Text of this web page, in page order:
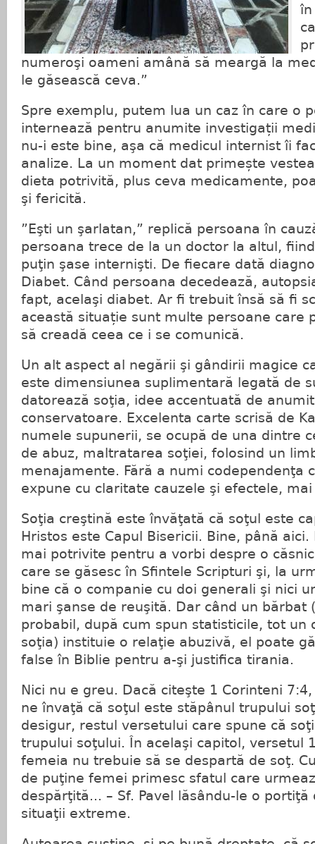
în
numeroşi oameni amână să meargă la
le găsească ceva.”
Spre exemplu, putem lua un caz în care o
internează pentru anumite investigații
nu-i este bine, aşa că medicul internist îi
analize. La un moment dat primește
dieta potrivită, plus ceva medicamente,
şi fericită.
”Eşti un şarlatan,” replică persoana în
persoana trece de la un doctor la altul,
puţin şase internişti. De fiecare dată
Diabet. Când persoana decedează,
fapt, acelaşi diabet. Ar fi trebuit însă să fi
această situație sunt multe persoane care
să creadă ceea ce i se comunică.
Un alt aspect al negării şi gândirii magice
este dimensiunea suplimentară legată de
datorează soţia, idee accentuată de
conservatoare. Excelenta carte scrisă de
numele supunerii, se ocupă de una dintre
de abuz, maltratarea soţiei, folosind un
menajamente. Fără a numi codependenţa
expune cu claritate cauzele şi efectele,
Soţia creştină este învăţată că soţul este
Hristos este Capul Bisericii. Bine, până
mai potrivite pentru a vorbi despre o
care se găsesc în Sfintele Scripturi şi, la
bine că o companie cu doi generali şi nici
mari şanse de reuşită. Dar când un bărbat
probabil, după cum spun statisticile, tot un
soţia) instituie o relaţie abuzivă, el poate
false în Biblie pentru a-şi justifica tirania.
Nici nu e greu. Dacă citeşte 1 Corinteni
ne învaţă că soţul este stăpânul trupului
desigur, restul versetului care spune că
trupului soţului. În acelaşi capitol, versetul
femeia nu trebuie să se despartă de soţ.
de puţine femei primesc sfatul care
despărţită... – Sf. Pavel lăsându-le o
situaţii extreme.